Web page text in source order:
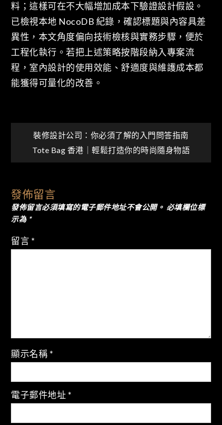
料；這樣可在不大幅增加成本下驗證設計假設。
已檢視本地 NocoDB 紀錄，確認標題與內容具差
異性，本文角度偏向技術檢核與實務步驟，便於
工程化執行。若把上述策略按階段納入專案流
程，室內設計的使用效能、舒適度與維護成本都
能獲得可量化的改善。
文
章
導
覽
裝修設計公司：你必須了解的入門問答指南
Tote Bag 香港｜輕鬆打造你的時尚隨身物語
發佈留言
發佈留言必須填寫的電子郵件地址不會公開。 必填欄位標
示為 *
留言 *
顯示名稱 *
電子郵件地址 *